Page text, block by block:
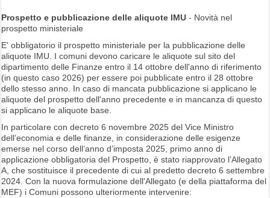
Prospetto e pubblicazione delle aliquote IMU- Novità nel
prospetto ministeriale
E' obbligatorio il prospetto ministeriale per la pubblicazione delle
aliquote IMU. I comuni devono caricare le aliquote sul sito del
dipartimento delle Finanze entro il 14 ottobre dell'anno di riferimento
(in questo caso 2026) per essere poi pubblicate entro il 28 ottobre
dello stesso anno. In caso di mancata pubblicazione si applicano le
aliquote del prospetto dell'anno precedente e in mancanza di questo
si applicano le aliquote base.
In particolare con decreto 6 novembre 2025 del Vice Ministro
dell’economia e delle finanze, in considerazione delle esigenze
emerse nel corso dell’anno d’imposta 2025, primo anno di
applicazione obbligatoria del Prospetto, è stato riapprovato l’Allegato
A, che sostituisce il precedente di cui al predetto decreto 6 settembre
2024. Con la nuova formulazione dell'Allegato (e della piattaforma del
MEF) i Comuni possono ulteriormente intervenire: